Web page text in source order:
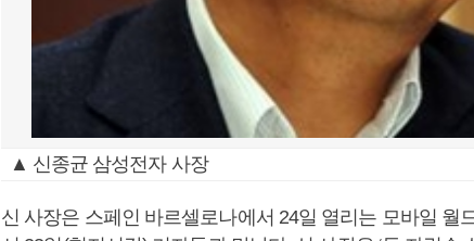
▲ 신종균 삼성전자 사장
신 사장은 스페인 바르셀로나에서 24일 열리는 모바일 월